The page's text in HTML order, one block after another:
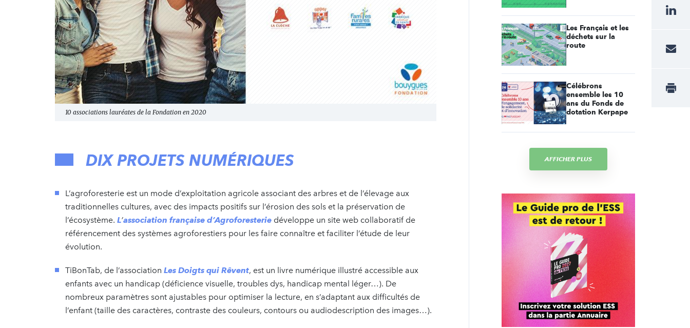
10 associations lauréates de la Fondation en 2020
DIX PROJETS NUMÉRIQUES
L’agroforesterie est un mode d’exploitation agricole associant des arbres et de l’élevage aux
traditionnelles cultures, avec des impacts positifs sur l’érosion des sols et la préservation de
l’écosystème. L’association française d’Agroforesterie développe un site web collaboratif de
référencement des systèmes agroforestiers pour les faire connaître et faciliter l’étude de leur
évolution.
TiBonTab, de l’association Les Doigts qui Rêvent, est un livre numérique illustré accessible aux
enfants avec un handicap (déficience visuelle, troubles dys, handicap mental léger…). De
nombreux paramètres sont ajustables pour optimiser la lecture, en s’adaptant aux difficultés de
l’enfant (taille des caractères, contraste des couleurs, contours ou audiodescription des images…).
Les Français et les
déchets sur la
route
Célébrons
ensemble les 10
ans du Fonds de
dotation Kerpape
AFFICHER PLUS